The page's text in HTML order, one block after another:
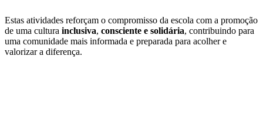
Estas atividades reforçam o compromisso da escola com a promoção
de uma cultura inclusiva, consciente e solidária, contribuindo para
uma comunidade mais informada e preparada para acolher e
valorizar a diferença.